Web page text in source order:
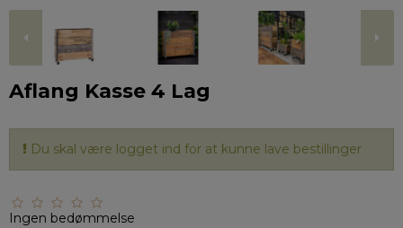
Aflang Kasse 4 Lag
Du skal være logget ind for at kunne lave bestillinger
Ingen bedømmelse